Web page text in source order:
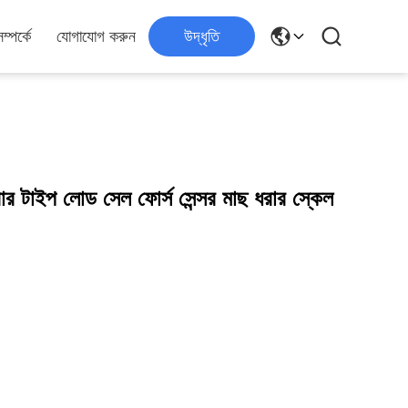
যোগাযোগ করুন উদ্ধৃতি
টাইপ লোড সেল ফোর্স সেন্সর মাছ ধরার স্কেল